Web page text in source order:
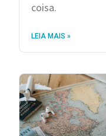
coisa.
LEIA MAIS »